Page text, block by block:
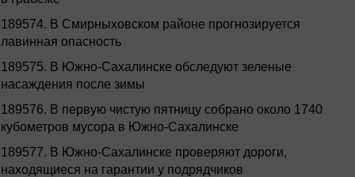
189574. В Смирныховском районе прогнозируется
лавинная опасность
189575. В Южно-Сахалинске обследуют зеленые
насаждения после зимы
189576. В первую чистую пятницу собрано около 1740
кубометров мусора в Южно-Сахалинске
189577. В Южно-Сахалинске проверяют дороги,
находящиеся на гарантии у подрядчиков